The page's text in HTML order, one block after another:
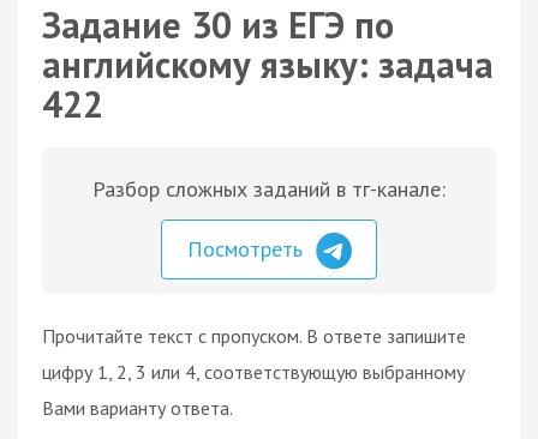
Задание 30 из ЕГЭ по
английскому языку: задача
422
Разбор сложных заданий в тг-канале:
Посмотреть
Прочитайте текст с пропуском. В ответе запишите
цифру 1, 2, 3 или 4, соответствующую выбранному
Вами варианту ответа.